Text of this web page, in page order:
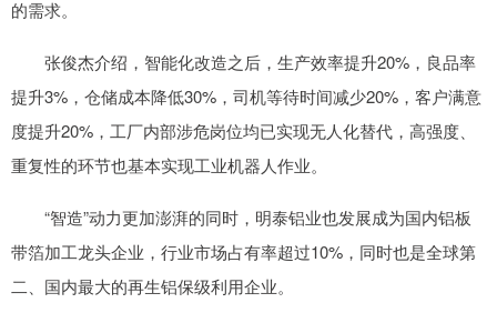
的需求。
张俊杰介绍，智能化改造之后，生产效率提升20%，良品率
提升3%，仓储成本降低30%，司机等待时间减少20%，客户满意
度提升20%，工厂内部涉危岗位均已实现无人化替代，高强度、
重复性的环节也基本实现工业机器人作业。
“智造”动力更加澎湃的同时，明泰铝业也发展成为国内铝板
带箔加工龙头企业，行业市场占有率超过10%，同时也是全球第
二、国内最大的再生铝保级利用企业。